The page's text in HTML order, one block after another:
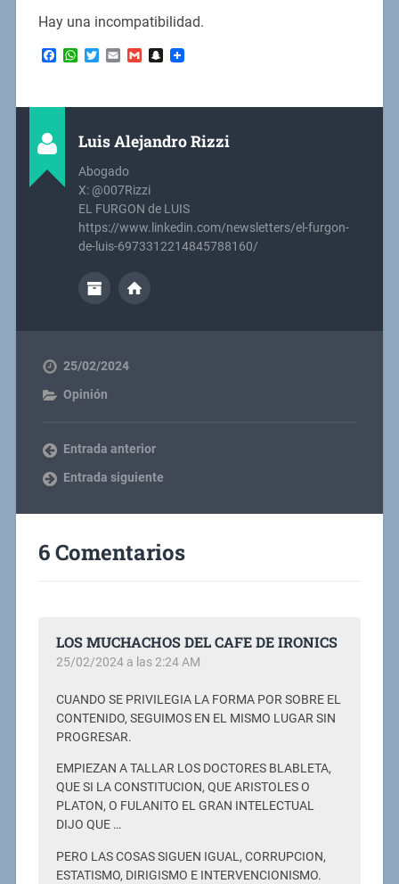
Hay una incompatibilidad.
Facebook
WhatsApp
Twitter
EmailGmailSnapchat
Luis Alejandro Rizzi
Abogado
X: @007Rizzi
EL FURGON de LUIS
https://www.linkedin.com/newsletters/el-furgon-
de-luis-6973312214845788160/
25/02/2024
Opinión
Entrada anterior
Entrada siguiente
6 Comentarios
LOS MUCHACHOS DEL CAFE DE IRONICS
25/02/2024 a las 2:24 AM
CUANDO SE PRIVILEGIA LA FORMA POR SOBRE EL
CONTENIDO, SEGUIMOS EN EL MISMO LUGAR SIN
PROGRESAR.
EMPIEZAN A TALLAR LOS DOCTORES BLABLETA,
QUE SI LA CONSTITUCION, QUE ARISTOLES O
PLATON, O FULANITO EL GRAN INTELECTUAL
DIJO QUE …
PERO LAS COSAS SIGUEN IGUAL, CORRUPCION,
ESTATISMO, DIRIGISMO E INTERVENCIONISMO.